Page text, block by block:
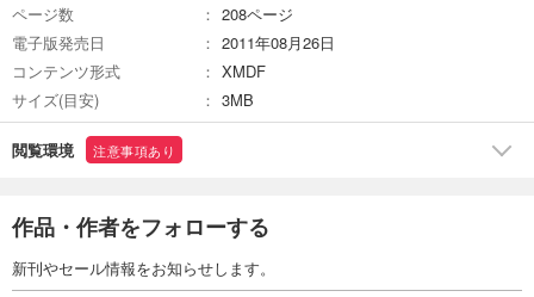
ページ数
208ページ
電子版発売日
2011年08月26日
コンテンツ形式
XMDF
サイズ(目安)
3MB
閲覧環境 注意事項あり
作品・作者をフォローする
新刊やセール情報をお知らせします。